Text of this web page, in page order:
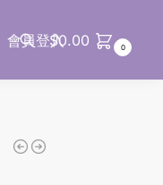
會員登入
$0.00 0